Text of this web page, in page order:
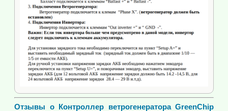
Отзывы о Контроллер ветрогенератора GreenChip